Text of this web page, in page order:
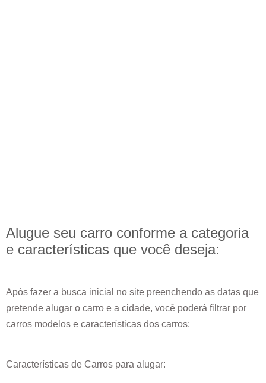
Alugue seu carro conforme a categoria
e características que você deseja:
Após fazer a busca inicial no site preenchendo as datas que
pretende alugar o carro e a cidade, você poderá filtrar por
carros modelos e características dos carros:
Características de Carros para alugar: